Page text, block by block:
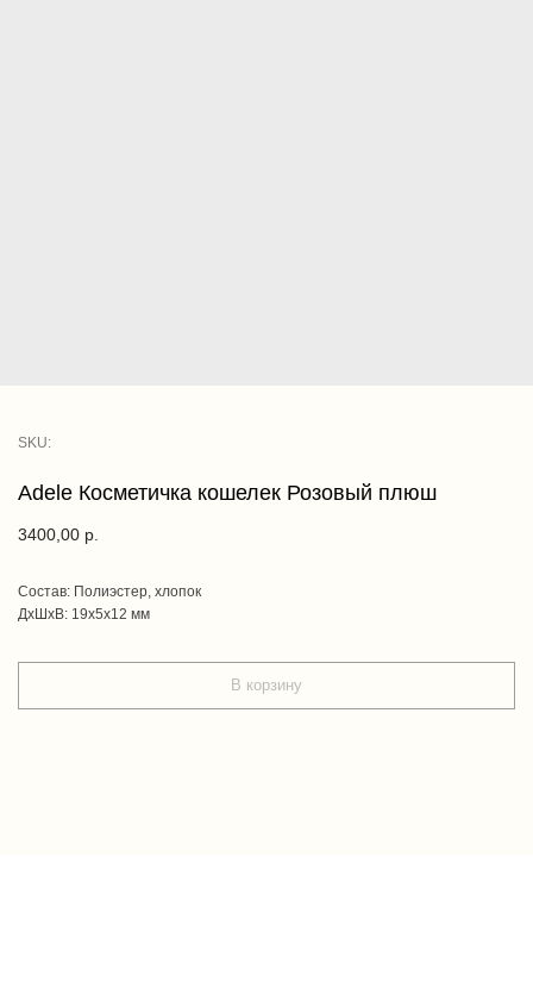
Adele Косметичка кошелек Розовый плюш
SKU:
3400,00 р.
В корзину
Состав: Полиэстер, хлопок
ДxШxВ: 19x5x12 мм